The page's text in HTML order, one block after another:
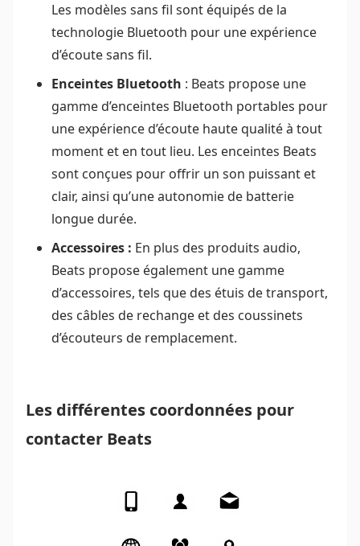
Les modèles sans fil sont équipés de la
technologie Bluetooth pour une expérience
d’écoute sans fil.
Enceintes Bluetooth : Beats propose une
gamme d’enceintes Bluetooth portables pour
une expérience d’écoute haute qualité à tout
moment et en tout lieu. Les enceintes Beats
sont conçues pour offrir un son puissant et
clair, ainsi qu’une autonomie de batterie
longue durée.
Accessoires : En plus des produits audio,
Beats propose également une gamme
d’accessoires, tels que des étuis de transport,
des câbles de rechange et des coussinets
d’écouteurs de remplacement.
Les différentes coordonnées pour
contacter Beats